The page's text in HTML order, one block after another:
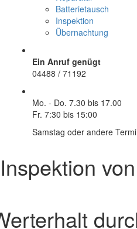
Batterietausch
Inspektion
Übernachtung
Ein Anruf genügt
04488 / 71192
Mo. - Do. 7.30 bis 17.00
Fr. 7:30 bis 15:00
Samstag oder andere
Inspektion